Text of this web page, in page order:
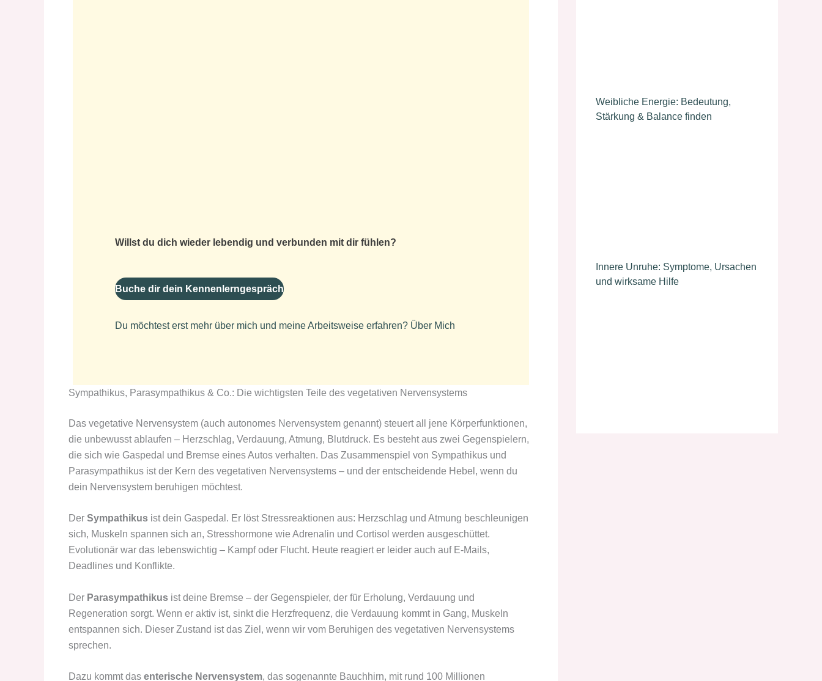
Willst du dich wieder lebendig und verbunden mit dir fühlen?
Buche dir dein Kennenlerngespräch
Du möchtest erst mehr über mich und meine Arbeitsweise erfahren? Über Mich
Sympathikus, Parasympathikus & Co.: Die wichtigsten Teile des vegetativen Nervensystems
Das vegetative Nervensystem (auch autonomes Nervensystem genannt) steuert all jene Körperfunktionen,
die unbewusst ablaufen – Herzschlag, Verdauung, Atmung, Blutdruck. Es besteht aus zwei Gegenspielern,
die sich wie Gaspedal und Bremse eines Autos verhalten. Das Zusammenspiel von Sympathikus und
Parasympathikus ist der Kern des vegetativen Nervensystems – und der entscheidende Hebel, wenn du
dein Nervensystem beruhigen möchtest.
Der Sympathikus ist dein Gaspedal. Er löst Stressreaktionen aus: Herzschlag und Atmung beschleunigen
sich, Muskeln spannen sich an, Stresshormone wie Adrenalin und Cortisol werden ausgeschüttet.
Evolutionär war das lebenswichtig – Kampf oder Flucht. Heute reagiert er leider auch auf E-Mails,
Deadlines und Konflikte.
Der Parasympathikus ist deine Bremse – der Gegenspieler, der für Erholung, Verdauung und
Regeneration sorgt. Wenn er aktiv ist, sinkt die Herzfrequenz, die Verdauung kommt in Gang, Muskeln
entspannen sich. Dieser Zustand ist das Ziel, wenn wir vom Beruhigen des vegetativen Nervensystems
sprechen.
Dazu kommt das enterische Nervensystem, das sogenannte Bauchhirn, mit rund 100 Millionen
Weibliche Energie: Bedeutung,
Stärkung & Balance finden
Innere Unruhe: Symptome, Ursachen
und wirksame Hilfe